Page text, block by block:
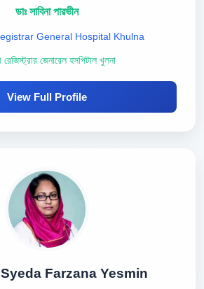
ডাঃ সাবিনা পারভীন
General Hospital Khulna
রেজিস্ট্রার জেনারেল হসপিটাল খুলনা
View Full Profile
Farzana Yesmin